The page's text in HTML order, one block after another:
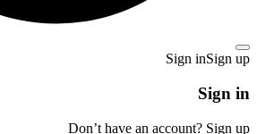
Sign inSign up
Sign in
Don’t have an account? Sign up